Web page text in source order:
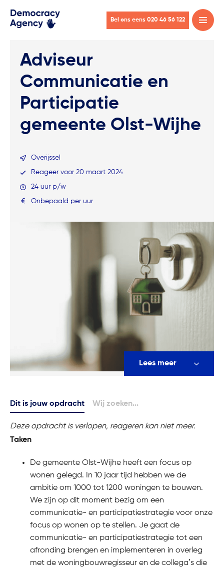
Open
menu
Bel ons eens 020 46 56 122
Adviseur
Communicatie en
Participatie
gemeente Olst-Wijhe
Overijssel
Reageer voor 20 maart 2024
24 uur p/w
Onbepaald per uur
Lees meer
Dit is jouw opdracht Wij zoeken...
Deze opdracht is verlopen, reageren kan niet meer.
Taken
De gemeente Olst-Wijhe heeft een focus op
wonen gelegd. In 10 jaar tijd hebben we de
ambitie om 1000 tot 1200 woningen te bouwen.
We zijn op dit moment bezig om een
communicatie- en participatiestrategie voor onze
focus op wonen op te stellen. Je gaat de
communicatie- en participatiestrategie tot een
afronding brengen en implementeren in overleg
met de woningbouwregisseur en de collega’s die